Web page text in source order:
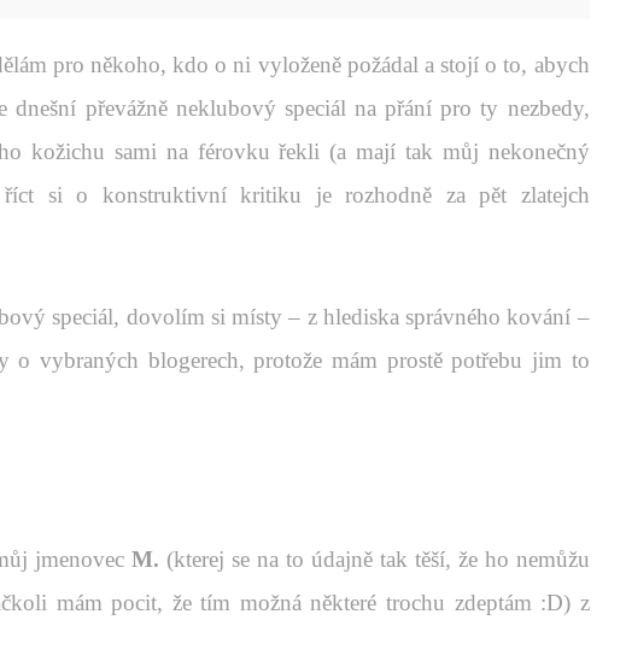
pro někoho, kdo o ni vyloženě požádal a stojí o to, abych
převážně neklubový speciál na přání pro ty nezbedy,
kožichu sami na férovku řekli (a mají tak můj nekonečný
si o konstruktivní kritiku je rozhodně za pět zlatejch
speciál, dovolím si místy – z hlediska správného kování –
o vybraných blogerech, protože mám prostě potřebu jim to
jmenovec M. (kterej se na to údajně tak těší, že ho nemůžu
mám pocit, že tím možná některé trochu zdeptám :D) z